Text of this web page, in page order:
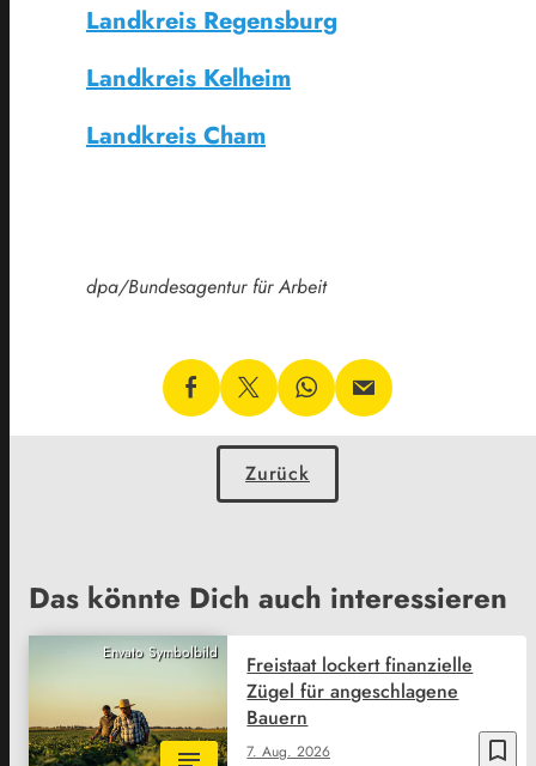
Landkreis Regensburg
Landkreis Kelheim
Landkreis Cham
dpa/Bundesagentur für Arbeit
Zurück
Das könnte Dich auch interessieren
Envato Symbolbild
bookmark_border
7. Aug. 2026
Freistaat lockert finanzielle
Zügel für angeschlagene
Bauern